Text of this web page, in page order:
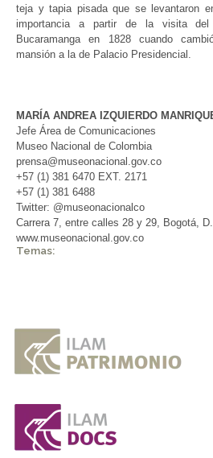
teja y tapia pisada que se levantaron
importancia a partir de la visita
Bucaramanga en 1828 cuando
mansión a la de Palacio Presidencial.
MARÍA ANDREA IZQUIERDO
Jefe Área de Comunicaciones
Museo Nacional de Colombia
prensa@museonacional.gov.co
+57 (1) 381 6470 EXT. 2171
+57 (1) 381 6488
Twitter: @museonacionalco
Carrera 7, entre calles 28 y 29, Bogotá,
www.museonacional.gov.co
Temas: